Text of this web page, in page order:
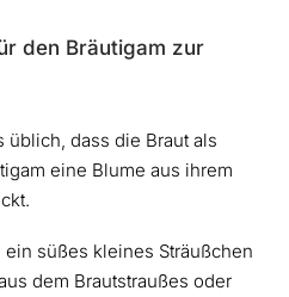
den Bräutigam zur
üblich, dass die Braut als
eine Blume aus ihrem
süßes kleines Sträußchen
dem Brautstraußes oder